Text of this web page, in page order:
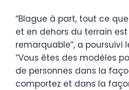
“Blague à part, tout ce
et en dehors du terrain
remarquable”, a poursuivi
“Vous êtes des modèles
de personnes dans la
comportez et dans la